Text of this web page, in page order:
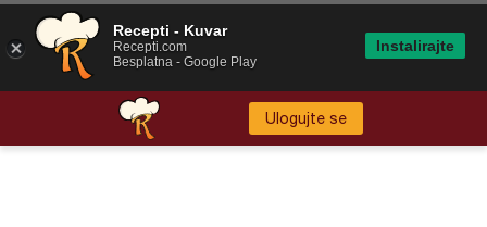
Ulogujte se
Recepti - Kuvar
Recepti.com
Besplatna - Google Play
Instalirajte